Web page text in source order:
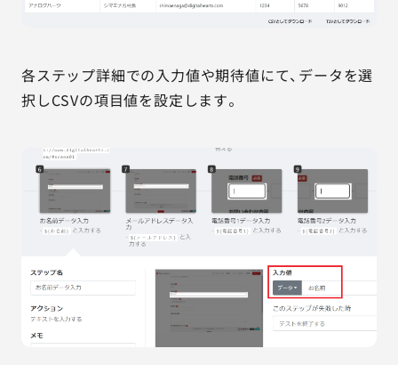
各ステップ詳細での入力値や期待値にて、データを選
択しCSVの項目値を設定します。